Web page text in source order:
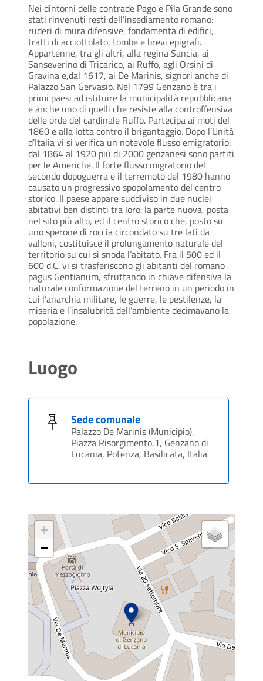
Nei dintorni delle contrade Pago e Pila Grande sono
stati rinvenuti resti dell’insediamento romano:
ruderi di mura difensive, fondamenta di edifici,
tratti di acciottolato, tombe e brevi epigrafi.
Appartenne, tra gli altri, alla regina Sancia, ai
Sanseverino di Tricarico, ai Ruffo, agli Orsini di
Gravina e,dal 1617, ai De Marinis, signori anche di
Palazzo San Gervasio. Nel 1799 Genzano è tra i
primi paesi ad istituire la municipalità repubblicana
e anche uno di quelli che resiste alla controffensiva
delle orde del cardinale Ruffo. Partecipa ai moti del
1860 e alla lotta contro il brigantaggio. Dopo l’Unità
d’Italia vi si verifica un notevole flusso emigratorio:
dal 1864 al 1920 più di 2000 genzanesi sono partiti
per le Americhe. Il forte flusso migratorio del
secondo dopoguerra e il terremoto del 1980 hanno
causato un progressivo spopolamento del centro
storico. Il paese appare suddiviso in due nuclei
abitativi ben distinti tra loro: la parte nuova, posta
nel sito più alto, ed il centro storico che, posto su
uno sperone di roccia circondato su tre lati da
valloni, costituisce il prolungamento naturale del
territorio su cui si snoda l’abitato. Fra il 500 ed il
600 d.C. vi si trasferiscono gli abitanti del romano
pagus Gentianum, sfruttando in chiave difensiva la
naturale conformazione del terreno in un periodo in
cui l’anarchia militare, le guerre, le pestilenze, la
miseria e l’insalubrità dell’ambiente decimavano la
popolazione.
Luogo
Sede comunale
Palazzo De Marinis (Municipio),
Piazza Risorgimento,1, Genzano di
Lucania, Potenza, Basilicata, Italia
+
−